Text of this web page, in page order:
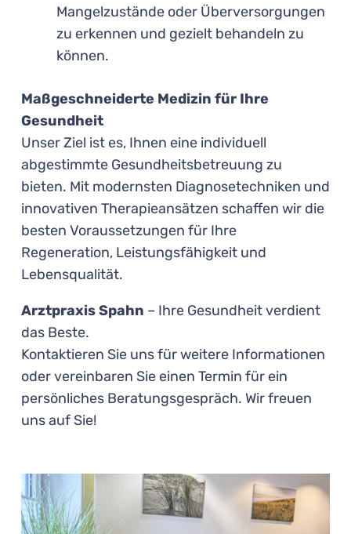
Mangelzustände oder Überversorgungen
zu erkennen und gezielt behandeln zu
können.
Maßgeschneiderte Medizin für Ihre
Gesundheit
Unser Ziel ist es, Ihnen eine individuell
abgestimmte Gesundheitsbetreuung zu
bieten. Mit modernsten Diagnosetechniken und
innovativen Therapieansätzen schaffen wir die
besten Voraussetzungen für Ihre
Regeneration, Leistungsfähigkeit und
Lebensqualität.
Arztpraxis Spahn – Ihre Gesundheit verdient
das Beste.
Kontaktieren Sie uns für weitere Informationen
oder vereinbaren Sie einen Termin für ein
persönliches Beratungsgespräch. Wir freuen
uns auf Sie!